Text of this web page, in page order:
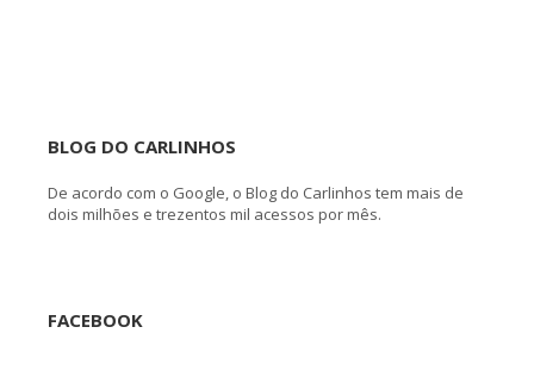
BLOG DO CARLINHOS
De acordo com o Google, o Blog do Carlinhos tem mais de
dois milhões e trezentos mil acessos por mês.
FACEBOOK